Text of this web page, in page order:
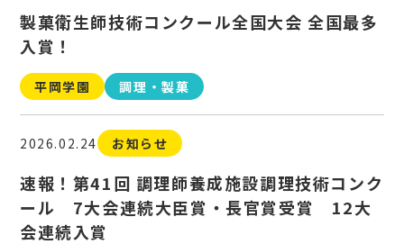
製菓衛生師技術コンクール全国大会 全国最多
入賞！
平岡学園 調理・製菓
2026.02.24 お知らせ
速報！第41回 調理師養成施設調理技術コンク
ール 7大会連続大臣賞・長官賞受賞 12大
会連続入賞